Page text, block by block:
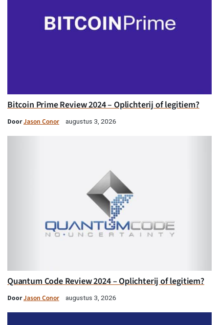
Bitcoin Prime Review 2024 – Oplichterij of legitiem?
DoorJason Conor augustus 3, 2026
Quantum Code Review 2024 – Oplichterij of legitiem?
DoorJason Conor augustus 3, 2026